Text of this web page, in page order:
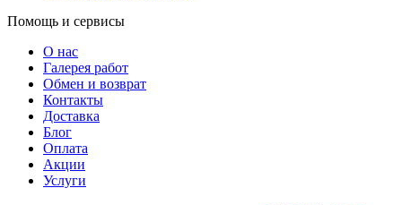
Помощь и сервисы
О нас
Галерея работ
Обмен и возврат
Контакты
Доставка
Блог
Оплата
Акции
Услуги